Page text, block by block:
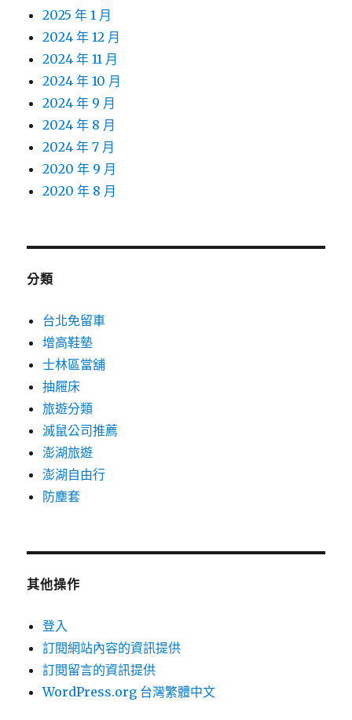
2025 年 1 月
2024 年 12 月
2024 年 11 月
2024 年 10 月
2024 年 9 月
2024 年 8 月
2024 年 7 月
2020 年 9 月
2020 年 8 月
分類
台北免留車
增高鞋墊
士林區當舖
抽屜床
旅遊分類
滅鼠公司推薦
澎湖旅遊
澎湖自由行
防塵套
其他操作
登入
訂閱網站內容的資訊提供
訂閱留言的資訊提供
WordPress.org 台灣繁體中文